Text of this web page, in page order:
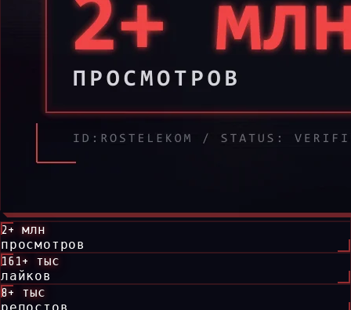
2+ млн
просмотров
161+ тыс
лайков
8+ тыс